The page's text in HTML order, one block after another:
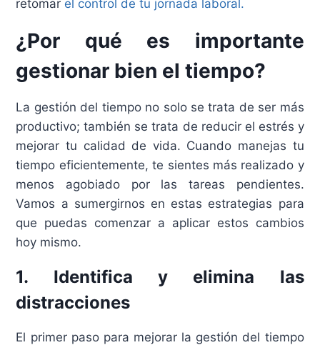
retomar el control de tu jornada laboral.
¿Por qué es importante
gestionar bien el tiempo?
La gestión del tiempo no solo se trata de ser más
productivo; también se trata de reducir el estrés y
mejorar tu calidad de vida. Cuando manejas tu
tiempo eficientemente, te sientes más realizado y
menos agobiado por las tareas pendientes.
Vamos a sumergirnos en estas estrategias para
que puedas comenzar a aplicar estos cambios
hoy mismo.
1. Identifica y elimina las
distracciones
El primer paso para mejorar la gestión del tiempo